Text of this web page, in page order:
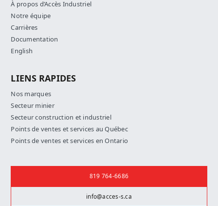
À propos d’Accès Industriel
Notre équipe
Carrières
Documentation
English
LIENS RAPIDES
Nos marques
Secteur minier
Secteur construction et industriel
Points de ventes et services au Québec
Points de ventes et services en Ontario
819 764-6686
info@acces-s.ca